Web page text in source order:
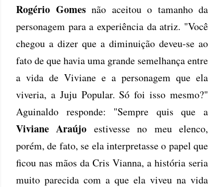
Rogério Gomes não aceitou o tamanho da
personagem para a experiência da atriz. "Você
chegou a dizer que a diminuição deveu-se ao
fato de que havia uma grande semelhança entre
a vida de Viviane e a personagem que ela
viveria, a Juju Popular. Só foi isso mesmo?"
Aguinaldo responde: "Sempre quis que a
Viviane Araújo estivesse no meu elenco,
porém, de fato, se ela interpretasse o papel que
ficou nas mãos da Cris Vianna, a história seria
muito parecida com a que ela viveu na vida